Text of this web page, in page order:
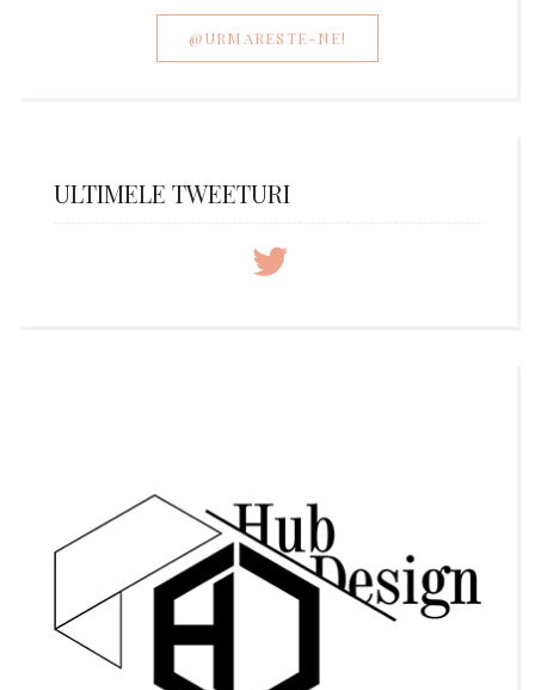
@URMARESTE-NE!
ULTIMELE TWEETURI